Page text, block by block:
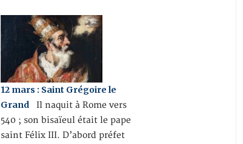
12 mars : Saint Grégoire le
GrandIl naquit à Rome vers
540 ; son bisaïeul était le pape
saint Félix III. D’abord préfet